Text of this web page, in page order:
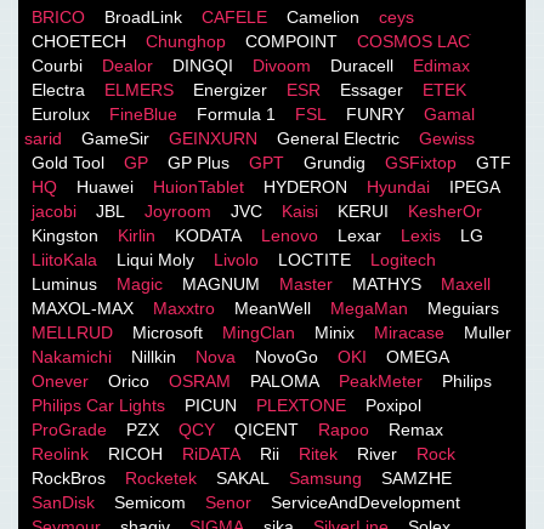
BRICO
BroadLink CAFELE Camelion
ceys
CHOETECH
Chunghop COMPOINT
COSMOS LACֹ
Courbi
Dealor DINGQI Divoom Duracell
Edimax
Electra
ELMERS Energizer ESR Essager
ETEK
Eurolux
FineBlue Formula 1 FSL FUNRY
Gamal
sarid
GameSir GEINXURN General Electric
Gewiss
Gold Tool
GP GP Plus GPT Grundig GSFixtop
GTF
HQ
Huawei HuionTablet HYDERON Hyundai
IPEGA
jacobi
JBL Joyroom JVC Kaisi KERUI
KesherOr
Kingston
Kirlin KODATA Lenovo Lexar Lexis
LG
LiitoKala
Liqui Moly Livolo LOCTITE
Logitech
Luminus
Magic MAGNUM Master MATHYS
Maxell
MAXOL-MAX
Maxxtro MeanWell MegaMan
Meguiars
MELLRUD
Microsoft MingClan Minix Miracase
Muller
Nakamichi
Nillkin Nova NovoGo OKI
OMEGA
Onever
Orico OSRAM PALOMA PeakMeter
Philips
Philips Car Lights
PICUN PLEXTONE
Poxipol
ProGrade
PZX QCY QICENT Rapoo
Remax
Reolink
RICOH RiDATA Rii Ritek River
Rock
RockBros
Rocketek SAKAL Samsung
SAMZHE
SanDisk
Semicom Senor
ServiceAndDevelopment